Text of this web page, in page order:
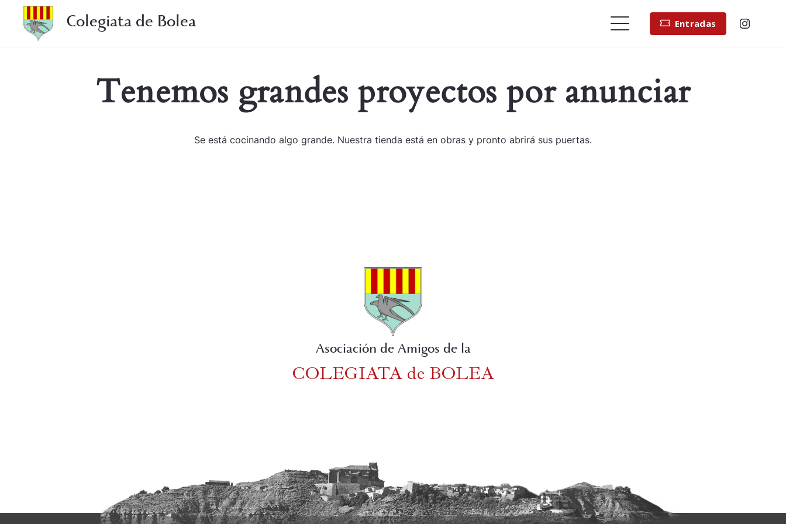
Colegiata de Bolea Entradas
Tenemos grandes proyectos por anunciar
Se está cocinando algo grande. Nuestra tienda está en obras y pronto abrirá sus puertas.
Asociación de Amigos de la
COLEGIATA de BOLEA